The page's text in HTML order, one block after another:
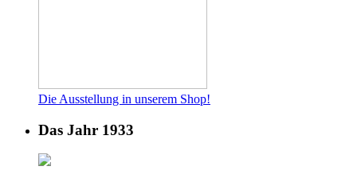
Die Ausstellung in unserem Shop!
Das Jahr 1933